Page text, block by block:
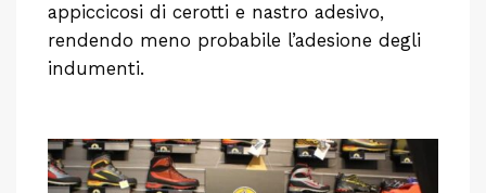
appiccicosi di cerotti e nastro adesivo,
rendendo meno probabile l’adesione degli
indumenti.